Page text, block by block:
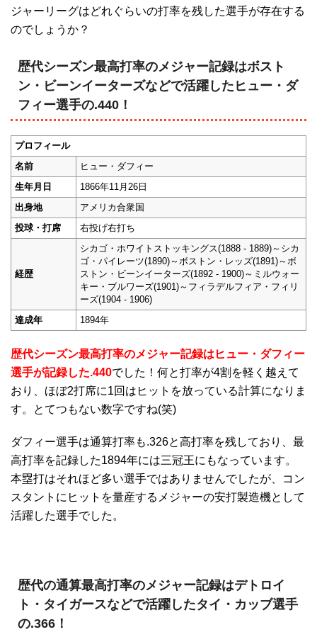
ジャーリーグはどれぐらいの打率を残した選手が存在する
のでしょうか？
歴代シーズン最高打率のメジャー記録はボスト
ン・ビーンイーターズなどで活躍したヒュー・ダ
フィー選手の.440！
プロフィール
名前
ヒュー・ダフィー
生年月日
1866年11月26日
出身地
アメリカ合衆国
投球・打席
右投げ右打ち
経歴
シカゴ・ホワイトストッキングス(1888 - 1889)～シカ
ゴ・パイレーツ(1890)～ボストン・レッズ(1891)～ボ
ストン・ビーンイーターズ(1892 - 1900)～ミルウォー
キー・ブルワーズ(1901)～フィラデルフィア・フィリ
ーズ(1904 - 1906)
達成年
1894年
歴代シーズン最高打率のメジャー記録はヒュー・ダフィー
選手が記録した.440でした！何と打率が4割を軽く越えて
おり、ほぼ2打席に1回はヒットを放っている計算になりま
す。とてつもない数字ですね(笑)
ダフィー選手は通算打率も.326と高打率を残しており、最
高打率を記録した1894年には三冠王にもなっています。
本塁打はそれほど多い選手ではありませんでしたが、コン
スタントにヒットを量産するメジャーの安打製造機として
活躍した選手でした。
歴代の通算最高打率のメジャー記録はデトロイ
ト・タイガースなどで活躍したタイ・カッブ選手
の.366！